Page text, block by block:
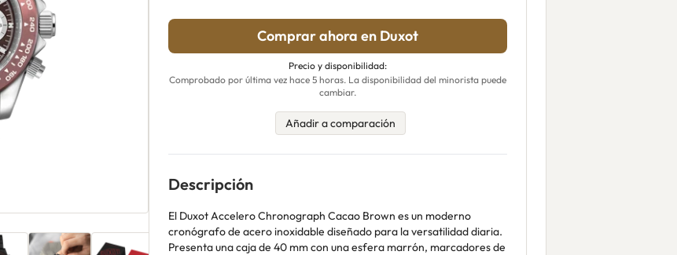
Comprar ahora en Duxot
Precio y disponibilidad:
Comprobado por última vez hace 5 horas. La disponibilidad del minorista puede
cambiar.
Añadir a comparación
Descripción
El Duxot Accelero Chronograph Cacao Brown es un moderno
cronógrafo de acero inoxidable diseñado para la versatilidad diaria.
Presenta una caja de 40 mm con una esfera marrón, marcadores de